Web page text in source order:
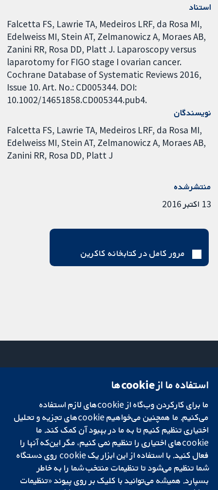
استناد
Falcetta FS, Lawrie TA, Medeiros LRF, da Rosa MI,
Edelweiss MI, Stein AT, Zelmanowicz A, Moraes AB,
Zanini RR, Rosa DD, Platt J. Laparoscopy versus
laparotomy for FIGO stage I ovarian cancer.
Cochrane Database of Systematic Reviews 2016,
Issue 10. Art. No.: CD005344. DOI:
10.1002/14651858.CD005344.pub4.
نویسندگان
Falcetta FS Lawrie TA Medeiros LRF da Rosa MI
Edelweiss MI Stein AT Zelmanowicz A Moraes AB
Zanini RR Rosa DD Platt J
منتشرشده
13 اکتبر 2016
مرور کامل در کتابخانه کاکرین
تحقیقات قابل
اعتماد.
تصمیم‌گیری آگاهانه.
سلامت بهتر.
میدان کاوندیش
لندن
W1G 0AN
بریتانیا
دفتر رسانه‌ای
درباره ما
فرصت‌های
شغلی
Cochrane
Library
استفاده ما از cookie‌ها
ما برای کارکردن وب‌گاه از cookie‌های لازم استفاده
می‌کنیم. ما همچنین می‌خواهیم cookie‌های تجزیه و تحلیل
اختیاری تنظیم کنیم تا به ما در بهبود آن کمک کند. ما
cookie‌های اختیاری را تنظیم نمی کنیم، مگر این‌که آنها را
فعال کنید. با استفاده از این ابزار یک cookie‌ روی دستگاه
شما تنظیم می‌شود تا تنظیمات منتخب شما را به خاطر
بسپارد. همیشه می‌توانید با کلیک بر روی پیوند «تنظیمات